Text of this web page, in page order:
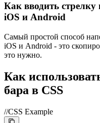
Как вводить
iOS и Android
Самый простой способ
iOS и Android - это
это нужно.
Как
бара в CSS
//CSS Example